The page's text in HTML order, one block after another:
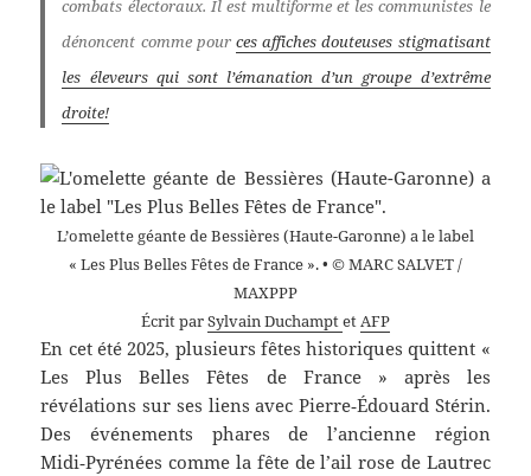
combats électoraux. Il est multiforme et les communistes le
dénoncent comme pour ces affiches douteuses stigmatisant
les éleveurs qui sont l’émanation d’un groupe d’extrême
droite!
L’omelette géante de Bessières (Haute-Garonne) a le label
« Les Plus Belles Fêtes de France ». • © MARC SALVET /
MAXPPP
Écrit parSylvain DuchamptetAFP
En cet été 2025, plusieurs fêtes historiques quittent «
Les Plus Belles Fêtes de France » après les
révélations sur ses liens avec Pierre‑Édouard Stérin.
Des événements phares de l’ancienne région
Midi‑Pyrénées comme la fête de l’ail rose de Lautrec